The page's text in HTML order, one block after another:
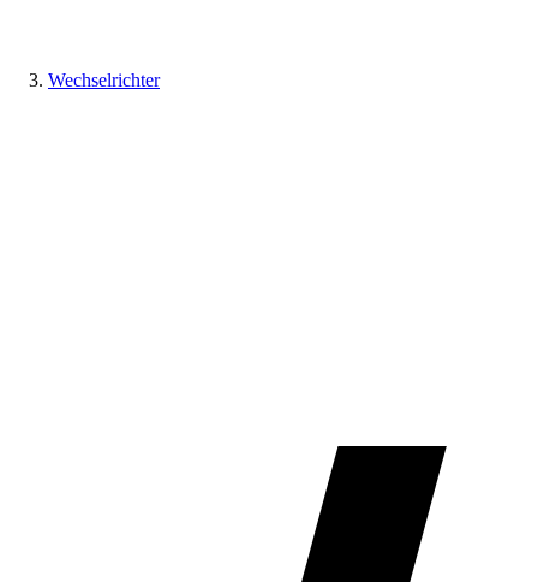
Wechselrichter